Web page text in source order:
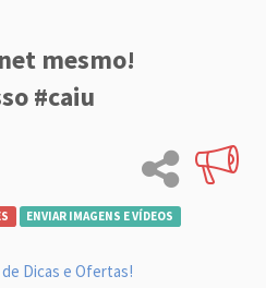
mesmo!
#caiu
ENVIAR IMAGENS E VÍDEOS
Dicas e Ofertas!